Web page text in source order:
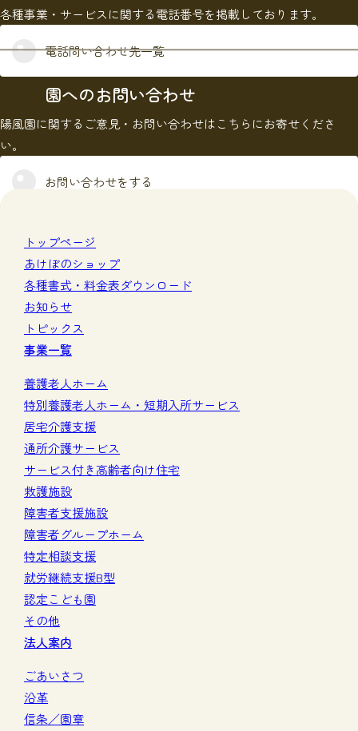
各種事業・サービスに関する電話番号を掲載しております。
電話問い合わせ先一覧
園へのお問い合わせ
陽風園に関するご意見・お問い合わせはこちらにお寄せくださ
い。
お問い合わせをする
トップページ
あけぼのショップ
各種書式・料金表ダウンロード
お知らせ
トピックス
事業一覧
養護老人ホーム
特別養護老人ホーム・短期入所サービス
居宅介護支援
通所介護サービス
サービス付き高齢者向け住宅
救護施設
障害者支援施設
障害者グループホーム
特定相談支援
就労継続支援B型
認定こども園
その他
法人案内
ごあいさつ
沿革
信条／園章